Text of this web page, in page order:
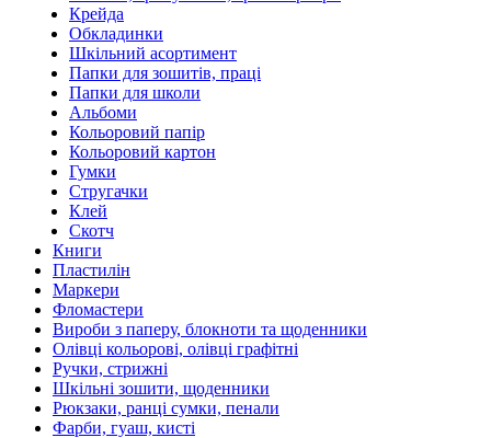
Крейда
Обкладинки
Шкільний асортимент
Папки для зошитів, праці
Папки для школи
Альбоми
Кольоровий папір
Кольоровий картон
Гумки
Стругачки
Клей
Скотч
Книги
Пластилін
Маркери
Фломастери
Вироби з паперу, блокноти та щоденники
Олівці кольорові, олівці графітні
Ручки, стрижні
Шкільні зошити, щоденники
Рюкзаки, ранці сумки, пенали
Фарби, гуаш, кисті